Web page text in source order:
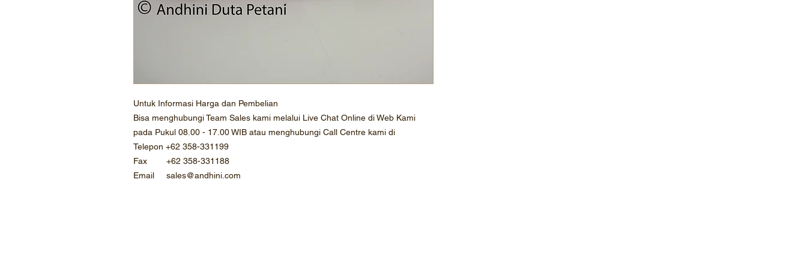
Untuk Informasi Harga dan Pembelian
Bisa menghubungi Team Sales kami melalui Live Chat Online di Web Kami
pada Pukul 08.00 - 17.00 WIB atau menghubungi Call Centre kami di
Telepon +62 358-331199
Fax +62 358-331188
Email sales@andhini.com